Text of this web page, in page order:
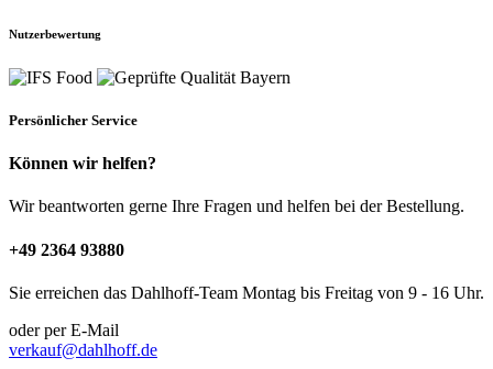
Nutzerbewertung
Persönlicher Service
Können wir helfen?
Wir beantworten gerne Ihre Fragen und helfen bei der Bestellung.
+49 2364 93880
Sie erreichen das Dahlhoff-Team Montag bis Freitag von 9 - 16 Uhr.
oder per E-Mail
verkauf@dahlhoff.de